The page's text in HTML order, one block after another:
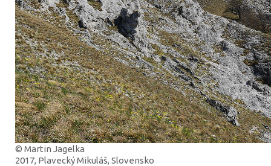
© Martin Jagelka
2017, Plavecký Mikuláš, Slovensko